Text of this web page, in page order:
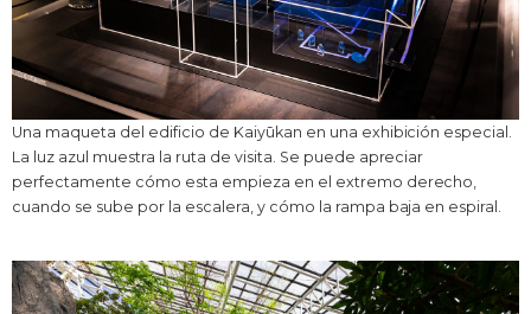
Una maqueta del edificio de Kaiyūkan en una exhibición especial.
La luz azul muestra la ruta de visita. Se puede apreciar
perfectamente cómo esta empieza en el extremo derecho,
cuando se sube por la escalera, y cómo la rampa baja en espiral.